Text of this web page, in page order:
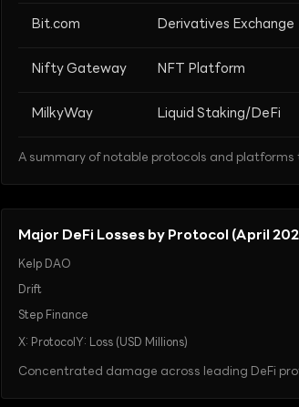
Bit.com Derivatives Exchange
Nifty Gateway NFT Platform
MilkyWay Liquid Staking/DeFi
A summary of notable protocols and
Major DeFi Losses by Protocol (April
Kelp DAO
Drift
Step Finance
X: Protocol Y: Loss (USD Millions)
Concentrated damage across leading DeFi